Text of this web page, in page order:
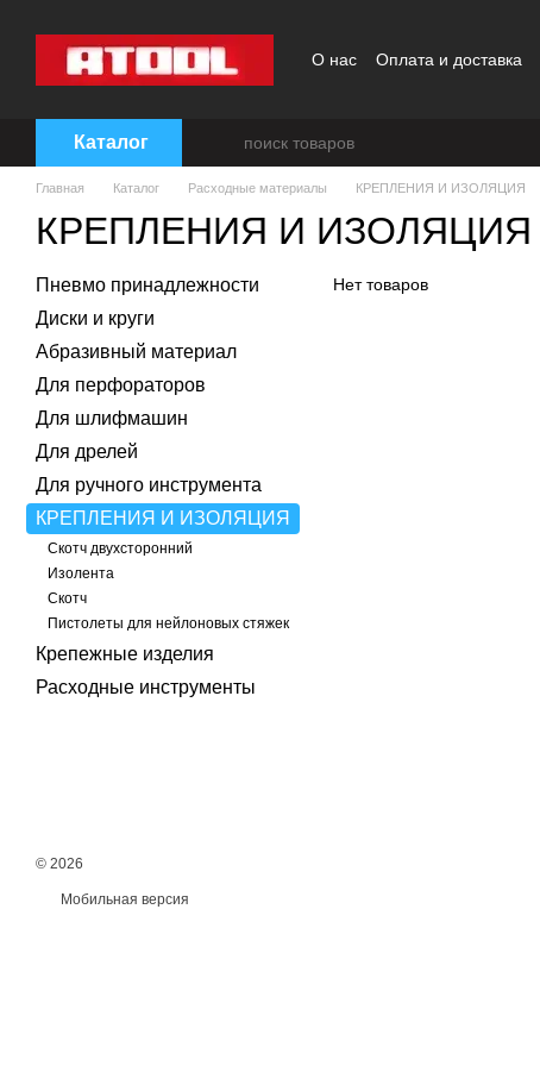
О нас Оплата и доставка
Каталог
Главная Каталог Расходные материалы КРЕПЛЕНИЯ И ИЗОЛЯЦИЯ
КРЕПЛЕНИЯ И ИЗОЛЯЦИЯ
Нет товаров
Пневмо принадлежности
Диски и круги
Абразивный материал
Для перфораторов
Для шлифмашин
Для дрелей
Для ручного инструмента
КРЕПЛЕНИЯ И ИЗОЛЯЦИЯ
Скотч двухсторонний
Изолента
Скотч
Пистолеты для нейлоновых стяжек
Крепежные изделия
Расходные инструменты
© 2026
Мобильная версия